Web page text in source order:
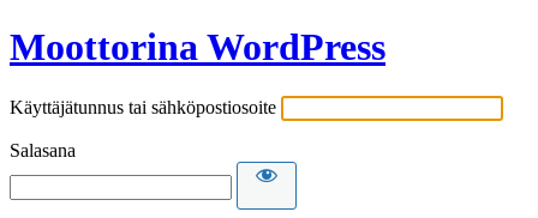
Kirjaudu
sisään
Moottorina WordPress
Käyttäjätunnus tai sähköpostiosoite
Salasana